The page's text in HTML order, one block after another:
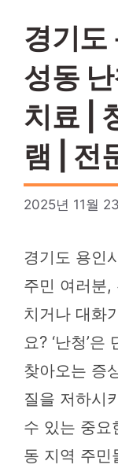
경기도
성동
치료 |
램 | 전
2025년 11월
경기도 용인
주민 여러분,
치거나 대화
요? ‘난청’
찾아오는 증
질을 저하시
수 있는 중요
동 지역 주민